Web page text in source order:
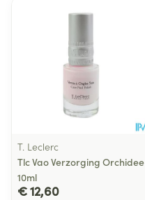
T. Leclerc
Tlc Vao Verzorging Orchidee
10ml
€ 12,60